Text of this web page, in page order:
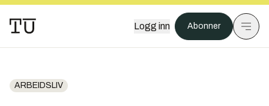
Logg inn Abonner
ARBEIDSLIV